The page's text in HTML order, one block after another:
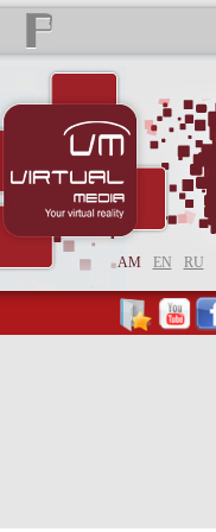
AM EN RU